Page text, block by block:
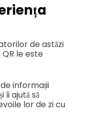
de astăzi
le este
informații
ajută să
lor de zi cu